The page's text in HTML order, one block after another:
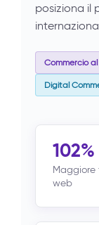
posiziona il
Commercio
Digital
102%
Maggiore
web